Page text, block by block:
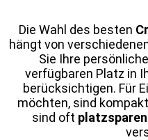
Die Wahl des besten
hängt von
Sie Ihre
verfügbaren Platz in
berücksichtigen. Für
möchten, sind
sind oft